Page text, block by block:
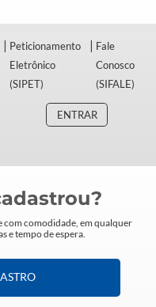
| Peticionamento
Eletrônico
(SIPET)
| Fale
Conosco
(SIFALE)
ENTRAR
com comodidade, em qualquer
e tempo de espera.